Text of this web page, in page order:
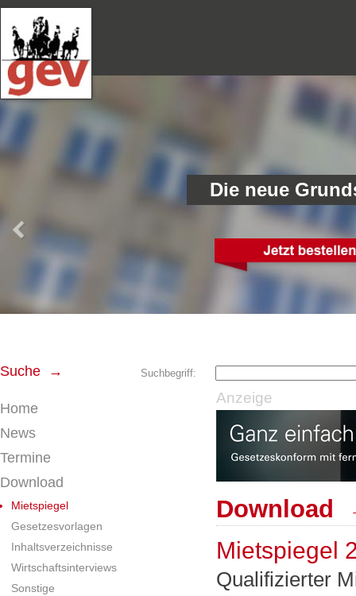
Suche → Suchbegriff:
Home
News
Termine
Download
Mietspiegel
Gesetzesvorlagen
Inhaltsverzeichnisse
Wirtschaftsinterviews
Sonstige
Anzeige
Download
Mietspiegel
Qualifizierter
Die neue